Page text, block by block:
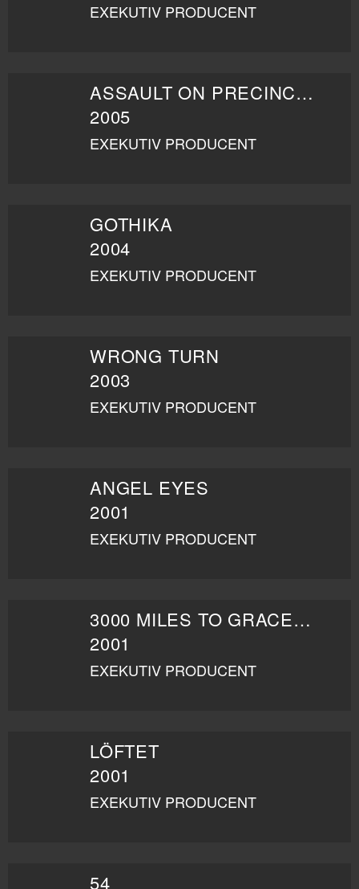
EXEKUTIV PRODUCENT
ASSAULT ON PRECINCT 13
2005
EXEKUTIV PRODUCENT
GOTHIKA
2004
EXEKUTIV PRODUCENT
WRONG TURN
2003
EXEKUTIV PRODUCENT
ANGEL EYES
2001
EXEKUTIV PRODUCENT
3000 MILES TO GRACELAND
2001
EXEKUTIV PRODUCENT
LÖFTET
2001
EXEKUTIV PRODUCENT
54